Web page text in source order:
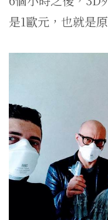
是1歐元，也就是